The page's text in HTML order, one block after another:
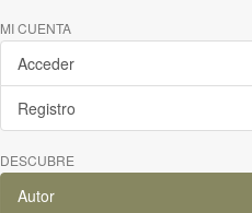
MI CUENTA
Acceder
Registro
DESCUBRE
Autor